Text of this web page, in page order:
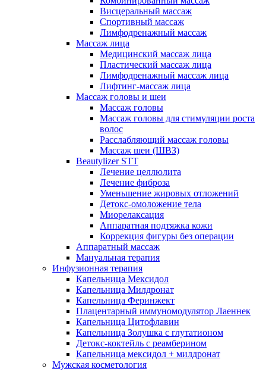
Висцеральный массаж
Спортивный массаж
Лимфодренажный массаж
Массаж лица
Медицинский массаж лица
Пластический массаж лица
Лимфодренажный массаж лица
Лифтинг-массаж лица
Массаж головы и шеи
Массаж головы
Массаж головы для стимуляции роста
волос
Расслабляющий массаж головы
Массаж шеи (ШВЗ)
Beautylizer STT
Лечение целлюлита
Лечение фиброза
Уменьшение жировых отложений
Детокс-омоложение тела
Миорелаксация
Аппаратная подтяжка кожи
Коррекция фигуры без операции
Аппаратный массаж
Мануальная терапия
Инфузионная терапия
Капельница Мексидол
Капельница Милдронат
Капельница Феринжект
Плацентарный иммуномодулятор Лаеннек
Капельница Цитофлавин
Капельница Золушка с глутатионом
Детокс-коктейль с реамберином
Капельница мексидол + милдронат
Мужская косметология